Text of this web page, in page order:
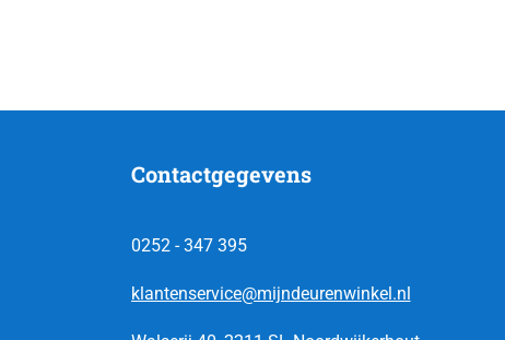
Contactgegevens
0252 - 347 395
klantenservice@mijndeurenwinkel.nl